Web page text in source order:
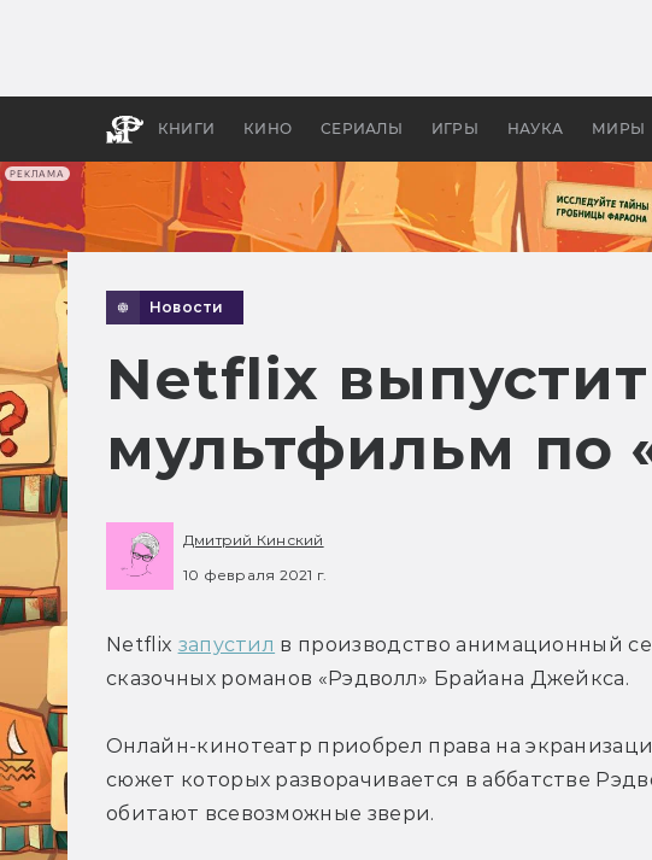
РЕКЛАМА
КНИГИ КИНО СЕРИАЛЫ ИГРЫ НАУКА МИРЫ
бы «Властелина
Новости
Netflix
мультфильм по
Дмитрий Кинский
10 февраля 2021 г.
Netflix запустил в производство анимационный
сказочных романов «Рэдволл» Брайана Джейкса.
Онлайн-кинотеатр приобрел права на
сюжет которых разворачивается в аббатстве
обитают всевозможные звери.